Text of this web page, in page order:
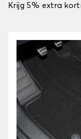
Krijg 5% extra